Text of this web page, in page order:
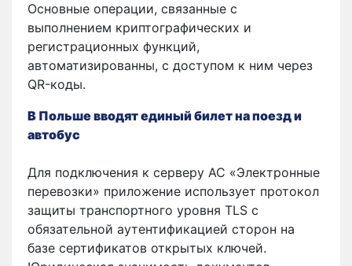
Основные операции, связанные с
выполнением криптографических и
регистрационных функций,
автоматизированны, с доступом к ним через
QR-коды.
В Польше вводят единый билет на поезд и
автобус
Для подключения к серверу АС «Электронные
перевозки» приложение использует протокол
защиты транспортного уровня TLS с
обязательной аутентификацией сторон на
базе сертификатов открытых ключей.